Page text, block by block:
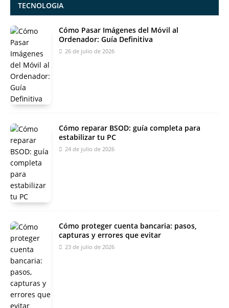
TECNOLOGIA
Cómo Pasar Imágenes del Móvil al
Ordenador: Guía Definitiva
26 de julio de 2026
Cómo reparar BSOD: guía completa para
estabilizar tu PC
24 de julio de 2026
Cómo proteger cuenta bancaria: pasos,
capturas y errores que evitar
23 de julio de 2026